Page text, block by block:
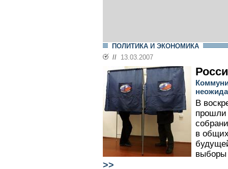
ПОЛИТИКА И ЭКОНОМИКА
// 13.03.2007
В
прошли
в
выборы
>>